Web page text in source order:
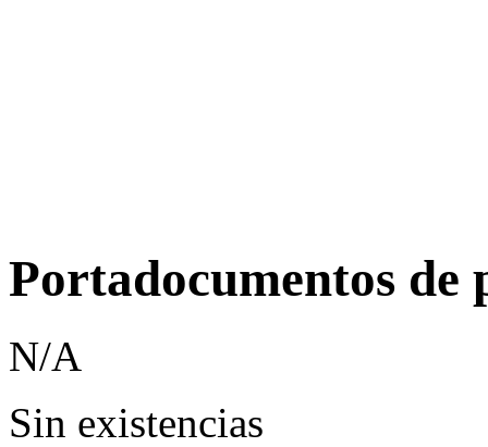
Portadocumentos
N/A
Sin existencias